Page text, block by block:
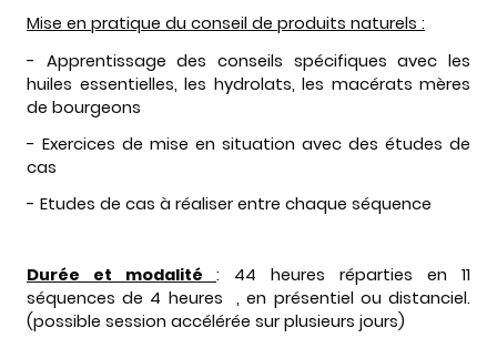
Mise en pratique du conseil de produits naturels :
- Apprentissage des conseils spécifiques avec les
huiles essentielles, les hydrolats, les macérats mères
de bourgeons
- Exercices de mise en situation avec des études de
cas
- Etudes de cas à réaliser entre chaque séquence
Durée et modalité : 44 heures réparties en 11
séquences de 4 heures , en présentiel ou distanciel.
(possible session accélérée sur plusieurs jours)